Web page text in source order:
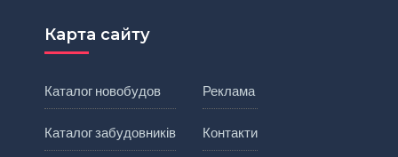
Карта сайту
Каталог новобудов
Каталог забудовників
Реклама
Контакти